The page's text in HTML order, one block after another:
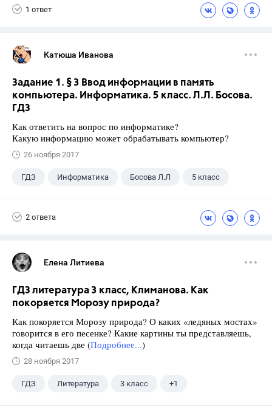
1 ответ
Катюша Иванова
Задание 1. § 3 Ввод информации в память
компьютера. Информатика. 5 класс. Л.Л. Босова.
ГДЗ
Как ответить на вопрос по информатике?
Какую информацию может обрабатывать компьютер?
26 ноября 2017
ГДЗ Информатика Босова Л.Л 5 класс
2 ответа
Елена Литиева
ГДЗ литература 3 класс, Климанова. Как
покоряется Морозу природа?
Как покоряется Морозу природа? О каких «ледяных мостах»
говорится в его песенке? Какие картины ты представляешь,
когда читаешь две (Подробнее...)
28 ноября 2017
ГДЗ Литература 3 класс +1